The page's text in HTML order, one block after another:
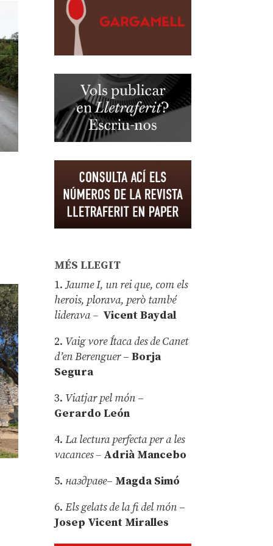
MÉS LLEGIT
1.Jaume I, un rei que, com els
herois, plorava, però també
liderava – Vicent Baydal
2. Vaig vore Ítaca des de Canet
d’en Berenguer–Borja
Segura
3. Viatjar pel món –
Gerardo León
4.La lectura perfecta per a les
vacances – Adrià Mancebo
5. наздраве– Magda Simó
6.Els gelats de la fi del món –
Josep Vicent Miralles